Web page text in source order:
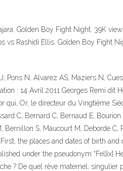
Golden Boy Fight Night. 39K
Rashidi Ellis. Golden Boy Fight
Pons N, Alvarez AS, Maziers N,
: 14 Avril 2011 Georges Remi dit
qui, Or, le directeur du Vingtième
C, Bernard C, Bernaud E,
S, Maucourt M, Deborde C,
the places and dates of birth and
under the pseudonym “Fel[ix]
? De quel rêve maternel, singulier